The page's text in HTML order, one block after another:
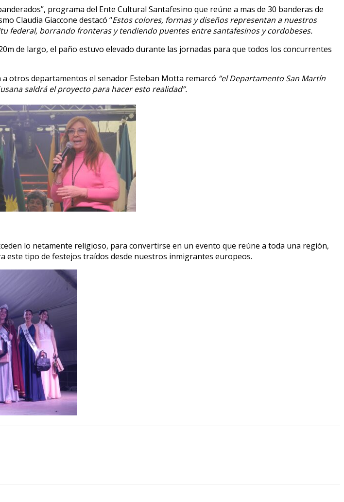
programa del Ente Cultural Santafesino que reúne a mas de 30 banderas de
Claudia Giaccone destacó “Estos colores, formas y diseños representan a nuestros
federal, borrando fronteras y tendiendo puentes entre santafesinos y cordobeses.
de largo, el paño estuvo elevado durante las jornadas para que todos los concurrentes
otros departamentos el senador Esteban Motta remarcó “el Departamento San Martín
saldrá el proyecto para hacer esto realidad”.
lo netamente religioso, para convertirse en un evento que reúne a toda una región,
este tipo de festejos traídos desde nuestros inmigrantes europeos.